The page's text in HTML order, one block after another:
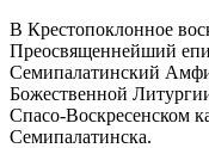
В Крестопоклонное
Преосвященнейший
Семипалатинский
Божественной
Спасо-Воскресенском
Семипалатинска.